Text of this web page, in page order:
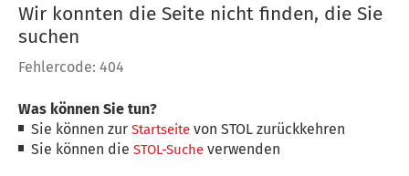
Wir konnten die Seite nicht finden, die Sie
suchen
Fehlercode: 404
Was können Sie tun?
Sie können zurStartseite von STOL zurückkehren
Sie können dieSTOL-Suche verwenden